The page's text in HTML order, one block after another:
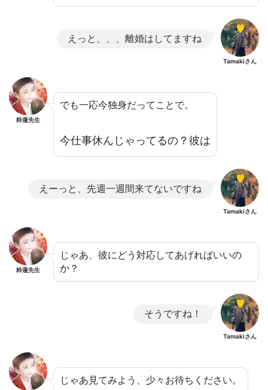
えっと、、、離婚はしてますね
Tamakiさん
粋蓮先生
でも一応今独身だってことで。
今仕事休んじゃってるの？彼は
えーっと、先週一週間来てないですね
Tamakiさん
粋蓮先生
じゃあ、彼にどう対応してあげればいいの
か？
そうですね！
Tamakiさん
じゃあ見てみよう、少々お待ちください。